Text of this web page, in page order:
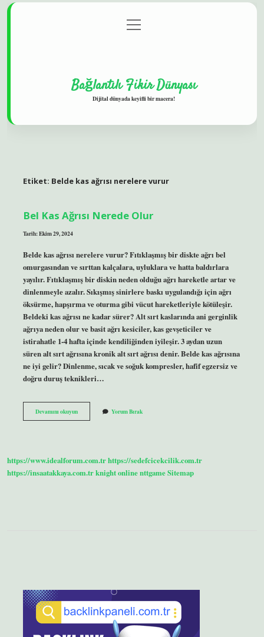
Gizlilik Politikası
menüyü
aç
Bağlantılı Fikir Dünyası
Dijital dünyada keyifli bir macera!
Etiket: Belde kas ağrısı nerelere vurur
Bel Kas Ağrısı Nerede Olur
Tarih: Ekim 29, 2024
Belde kas ağrısı nerelere vurur? Fıtıklaşmış bir diskte ağrı bel
omurgasından ve sırttan kalçalara, uyluklara ve hatta baldırlara
yayılır. Fıtıklaşmış bir diskin neden olduğu ağrı hareketle artar ve
dinlenmeyle azalır. Sıkışmış sinirlere baskı uygulandığı için ağrı
öksürme, hapşırma ve oturma gibi vücut hareketleriyle kötüleşir.
Beldeki kas ağrısı ne kadar sürer? Alt sırt kaslarında ani gerginlik
ağrıya neden olur ve basit ağrı kesiciler, kas gevşeticiler ve
istirahatle 1-4 hafta içinde kendiliğinden iyileşir. 3 aydan uzun
süren alt sırt ağrısına kronik alt sırt ağrısı denir. Belde kas ağrısına
ne iyi gelir? Dinlenme, sıcak ve soğuk kompresler, hafif egzersiz ve
doğru duruş teknikleri…
Devamını okuyunBel
Kas
Yorum Bırak
https://www.idealforum.com.trhttps://sedefcicekcilik.com.tr
https://insaatakkaya.com.trknight onlinenttgameSitemap